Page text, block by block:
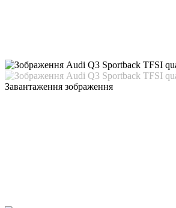
Завантаження зображення